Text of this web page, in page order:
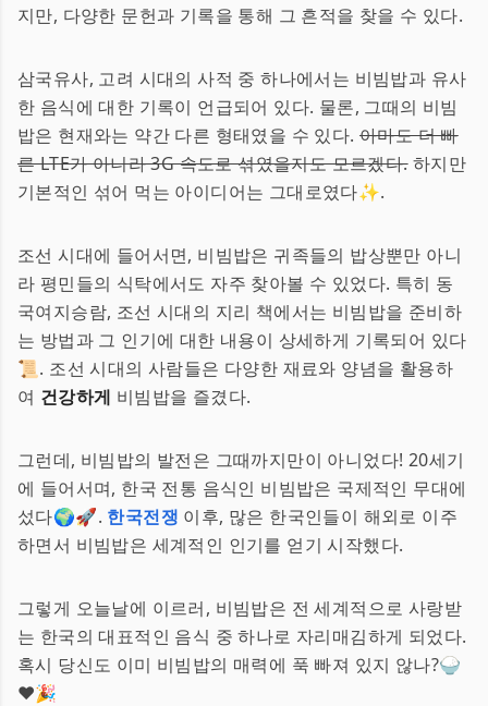
지만, 다양한 문헌과 기록을 통해 그 흔적을 찾을 수 있다.
삼국유사, 고려 시대의 사적 중 하나에서는 비빔밥과 유사
한 음식에 대한 기록이 언급되어 있다. 물론, 그때의 비빔
밥은 현재와는 약간 다른 형태였을 수 있다. 아마도 더 빠
른 LTE가 아니라 3G 속도로 섞였을지도 모르겠다.하지만
기본적인 섞어 먹는 아이디어는 그대로였다✨.
조선 시대에 들어서면, 비빔밥은 귀족들의 밥상뿐만 아니
라 평민들의 식탁에서도 자주 찾아볼 수 있었다. 특히 동
국여지승람, 조선 시대의 지리 책에서는 비빔밥을 준비하
는 방법과 그 인기에 대한 내용이 상세하게 기록되어 있다
📜. 조선 시대의 사람들은 다양한 재료와 양념을 활용하
여 건강하게 비빔밥을 즐겼다.
그런데, 비빔밥의 발전은 그때까지만이 아니었다! 20세기
에 들어서며, 한국 전통 음식인 비빔밥은 국제적인 무대에
섰다🌍🚀. 한국전쟁 이후, 많은 한국인들이 해외로 이주
하면서 비빔밥은 세계적인 인기를 얻기 시작했다.
그렇게 오늘날에 이르러, 비빔밥은 전 세계적으로 사랑받
는 한국의 대표적인 음식 중 하나로 자리매김하게 되었다.
혹시 당신도 이미 비빔밥의 매력에 푹 빠져 있지 않나?🍚
❤️🎉